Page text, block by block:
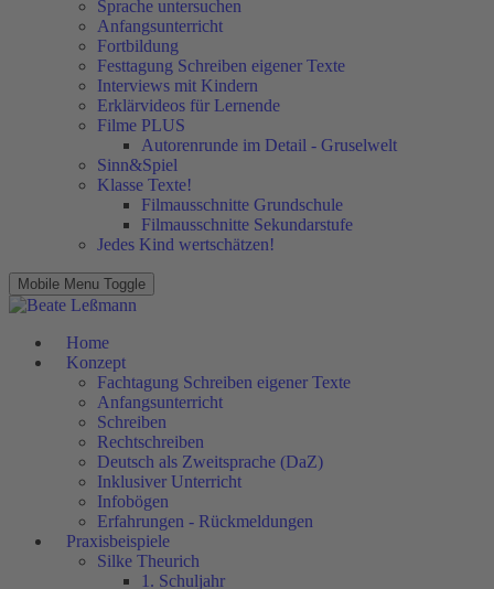
Sprache untersuchen
Anfangsunterricht
Fortbildung
Festtagung Schreiben eigener Texte
Interviews mit Kindern
Erklärvideos für Lernende
Filme PLUS
Autorenrunde im Detail - Gruselwelt
Sinn&Spiel
Klasse Texte!
Filmausschnitte Grundschule
Filmausschnitte Sekundarstufe
Jedes Kind wertschätzen!
Mobile Menu Toggle
Home
Konzept
Fachtagung Schreiben eigener Texte
Anfangsunterricht
Schreiben
Rechtschreiben
Deutsch als Zweitsprache (DaZ)
Inklusiver Unterricht
Infobögen
Erfahrungen - Rückmeldungen
Praxisbeispiele
Silke Theurich
1. Schuljahr